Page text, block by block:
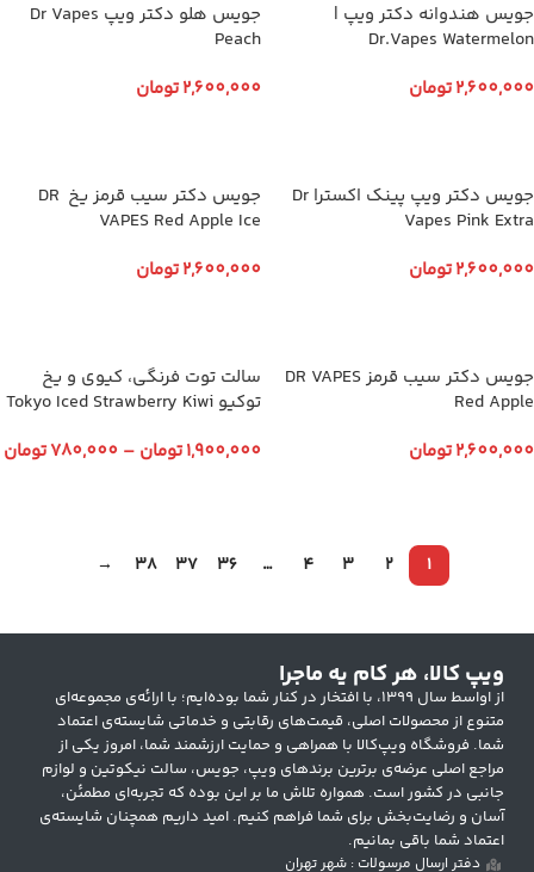
جویس هندوانه دکتر ویپ |
Dr.Vapes Watermelon
2,600,000تومان
جویس هلو دکتر ویپ Dr Vapes
Peach
2,600,000تومان
جویس دکتر ویپ پینک اکسترا Dr
Vapes Pink Extra
2,600,000تومان
جویس دکتر سیب قرمز یخ DR
VAPES Red Apple Ice
2,600,000تومان
جویس دکتر سیب قرمز DR VAPES
Red Apple
2,600,000تومان
سالت توت فرنگی، کیوی و یخ
توکیو Tokyo Iced Strawberry Kiwi
1,900,000تومان –
780,000تومان
1
2
3
4
…
36
37
38
→
ویپ کالا، هر کام یه ماجرا
از اواسط سال ۱۳۹۹، با افتخار در کنار شما بوده‌ایم؛ با ارائه‌ی مجموعه‌ای
متنوع از محصولات اصلی، قیمت‌های رقابتی و خدماتی شایسته‌ی اعتماد
شما. فروشگاه ویپ‌کالا با همراهی و حمایت ارزشمند شما، امروز یکی از
مراجع اصلی عرضه‌ی برترین برندهای ویپ، جویس، سالت نیکوتین و لوازم
جانبی در کشور است. همواره تلاش ما بر این بوده که تجربه‌ای مطمئن،
آسان و رضایت‌بخش برای شما فراهم کنیم. امید داریم همچنان شایسته‌ی
اعتماد شما باقی بمانیم.
دفتر ارسال مرسولات : شهر تهران